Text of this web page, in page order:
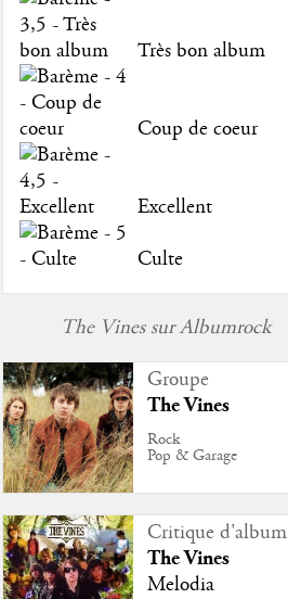
Très bon album
Coup de coeur
Excellent
Culte
The Vines sur Albumrock
Groupe
The Vines
Rock
Pop & Garage
Critique d'album
The Vines
Melodia